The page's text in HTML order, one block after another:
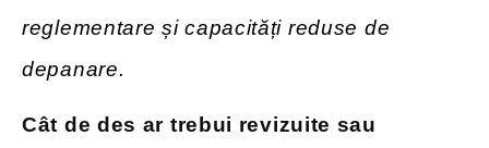
reglementare și capacități reduse de
depanare.
Cât de des ar trebui revizuite sau